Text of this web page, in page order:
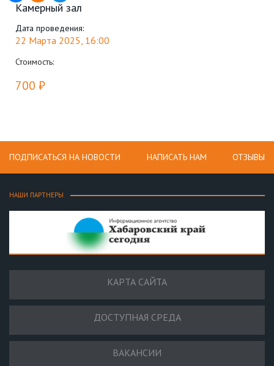
Камерный зал
Дата проведения:
22 Марта 2025, 16:00
Стоимость:
700 ₽
ПОДПИСАТЬСЯ НА НОВОСТИ НАПИСАТЬ НАМ ОТЗЫВЫ
НАШИ ПАРТНЕРЫ
КАРТА САЙТА
ДОСТУПНАЯ СРЕДА
ВАКАНСИИ